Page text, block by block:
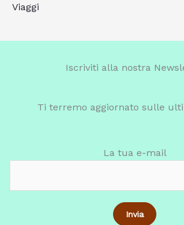
Viaggi
Iscriviti alla nostra
Ti terremo aggiornato sulle
La tua e-mail